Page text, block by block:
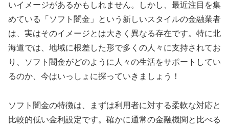
いイメージがあるかもしれません。しかし、最近注目を集
めている「ソフト闇金」という新しいスタイルの金融業者
は、実はそのイメージとは大きく異なる存在です。特に北
海道では、地域に根差した形で多くの人々に支持されてお
り、ソフト闇金がどのように人々の生活をサポートしてい
るのか、今はいっしょに探っていきましょう！
ソフト闇金の特徴は、まずは利用者に対する柔軟な対応と
比較的低い金利設定です。確かに通常の金融機関と比べる